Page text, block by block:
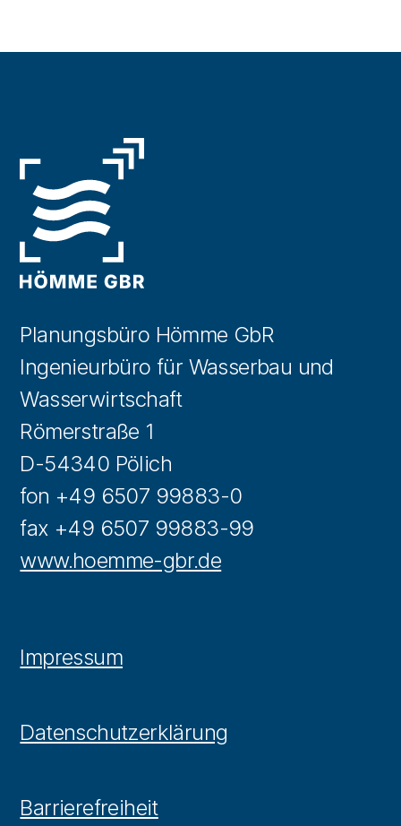
Planungsbüro Hömme GbR
Ingenieurbüro für Wasserbau und
Wasserwirtschaft
Römerstraße 1
D-54340 Pölich
fon +49 6507 99883-0
fax +49 6507 99883-99
www.hoemme-gbr.de
Impressum
Datenschutzerklärung
Barrierefreiheit